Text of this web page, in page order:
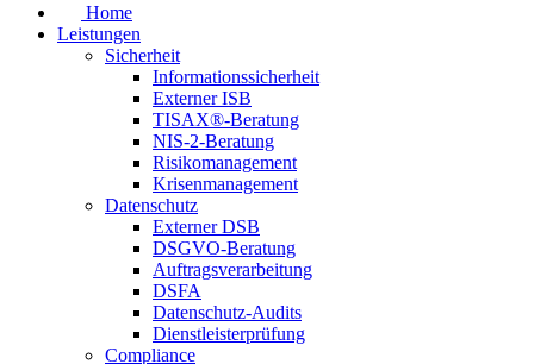
Home
Leistungen
Sicherheit
Informationssicherheit
Externer ISB
TISAX®-Beratung
NIS-2-Beratung
Risikomanagement
Krisenmanagement
Datenschutz
Externer DSB
DSGVO-Beratung
Auftragsverarbeitung
DSFA
Datenschutz-Audits
Dienstleisterprüfung
Compliance